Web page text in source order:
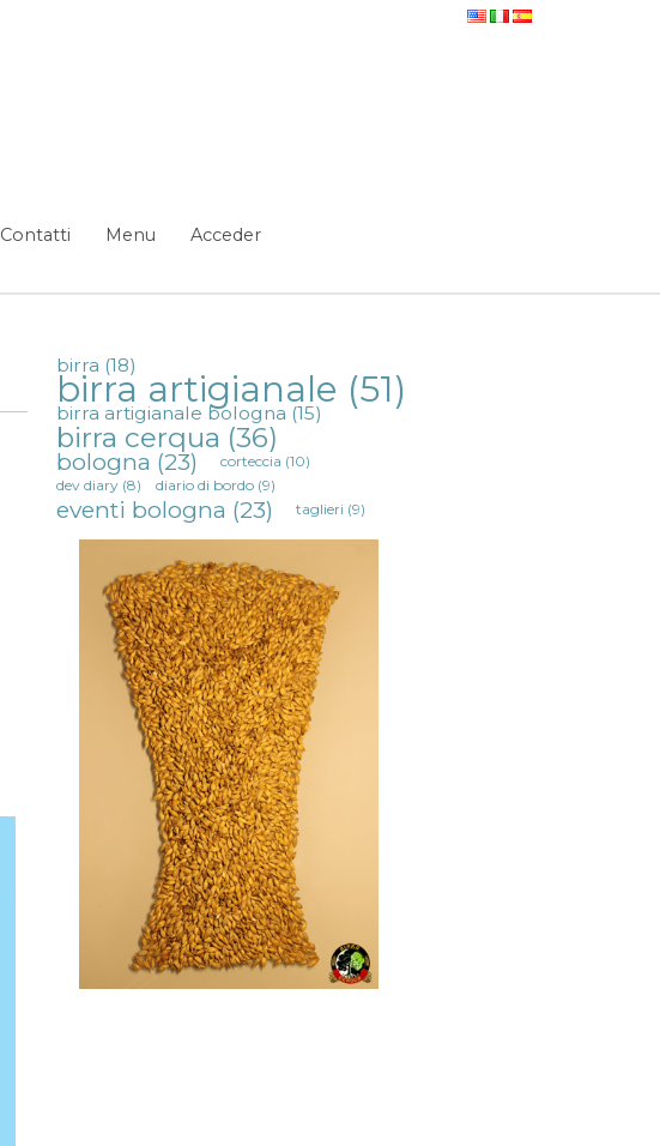
Contatti Menu Acceder
birra (18)
birra artigianale (51)
birra artigianale bologna (15)
birra cerqua (36)
bologna (23) corteccia (10)
dev diary(8) diario di bordo(9)
eventi bologna (23) taglieri (9)